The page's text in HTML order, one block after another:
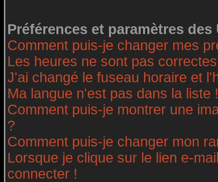
Préférences et paramètres
Comment puis-je changer mes
Les heures ne sont pas
J'ai changé le fuseau horaire et
Ma langue n'est pas dans la liste !
Comment puis-je montrer une
?
Comment puis-je changer mon
Lorsque je clique sur le lien e-
connecter !